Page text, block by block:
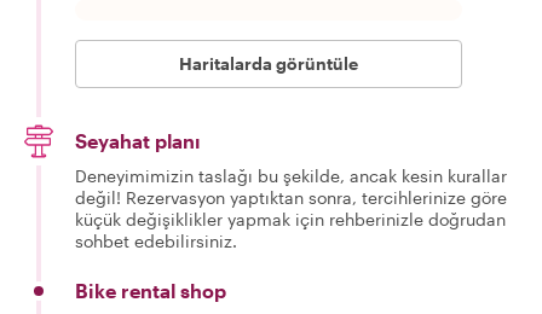
Haritalarda görüntüle
Seyahat planı
Deneyimimizin taslağı bu şekilde, ancak kesin kurallar
değil! Rezervasyon yaptıktan sonra, tercihlerinize göre
küçük değişiklikler yapmak için rehberinizle doğrudan
sohbet edebilirsiniz.
Bike rental shop